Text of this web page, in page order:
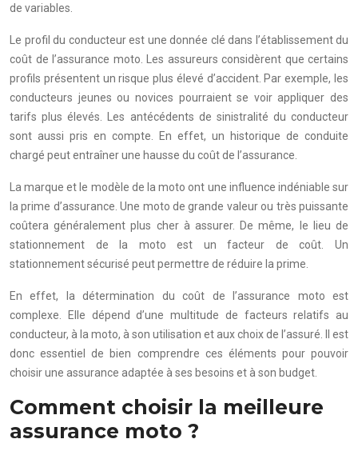
de variables.
Le profil du conducteur est une donnée clé dans l’établissement du
coût de l’assurance moto. Les assureurs considèrent que certains
profils présentent un risque plus élevé d’accident. Par exemple, les
conducteurs jeunes ou novices pourraient se voir appliquer des
tarifs plus élevés. Les antécédents de sinistralité du conducteur
sont aussi pris en compte. En effet, un historique de conduite
chargé peut entraîner une hausse du coût de l’assurance.
La marque et le modèle de la moto ont une influence indéniable sur
la prime d’assurance. Une moto de grande valeur ou très puissante
coûtera généralement plus cher à assurer. De même, le lieu de
stationnement de la moto est un facteur de coût. Un
stationnement sécurisé peut permettre de réduire la prime.
En effet, la détermination du coût de l’assurance moto est
complexe. Elle dépend d’une multitude de facteurs relatifs au
conducteur, à la moto, à son utilisation et aux choix de l’assuré. Il est
donc essentiel de bien comprendre ces éléments pour pouvoir
choisir une assurance adaptée à ses besoins et à son budget.
Comment choisir la meilleure
assurance moto ?